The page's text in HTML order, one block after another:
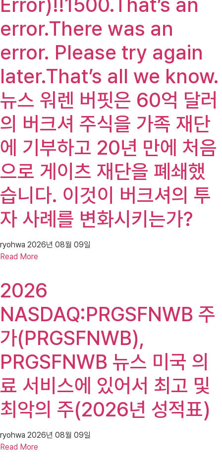
Error)!!1500.That’s an
error.There was an
error. Please try again
later.That’s all we know.
뉴스 워렌 버핏은 60억 달러
의 버크셔 주식을 가족 재단
에 기부하고 20년 만에 처음
으로 게이츠 재단을 폐쇄했
습니다. 이것이 버크셔의 투
자 사례를 변화시키는가?
ryohwa 2026년 08월 09일
Read More
2026
NASDAQ:PRGSFNWB 주
가(PRGSFNWB),
PRGSFNWB 뉴스 미국 의
료 서비스에 있어서 최고 및
최악의 주(2026년 성적표)
ryohwa 2026년 08월 09일
Read More